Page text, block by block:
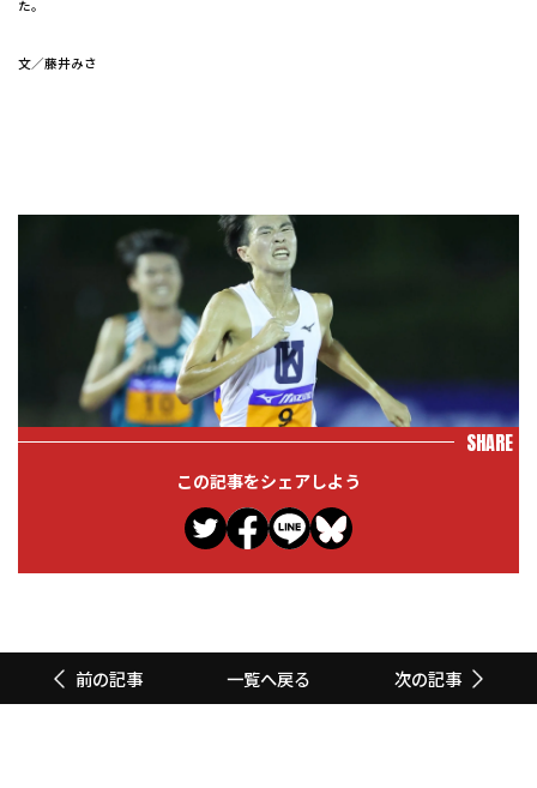
た。
文／藤井みさ
SHARE
この記事をシェアしよう
前の記事 一覧へ戻る 次の記事